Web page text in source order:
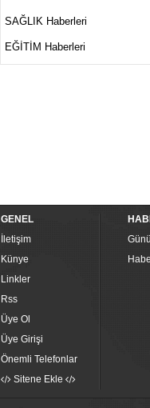
SAĞLIK Haberleri
EĞİTİM Haberleri
GENEL
İletişim
Künye
Linkler
Rss
Üye Ol
Üye Girişi
Önemli Telefonlar
Sitene Ekle